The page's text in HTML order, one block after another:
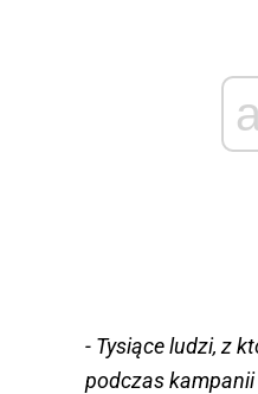
- Tysiące ludzi, z
podczas kampanii